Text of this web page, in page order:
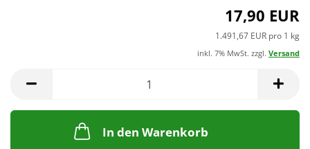
17,90 EUR
1.491,67 EUR pro 1 kg
inkl. 7% MwSt. zzgl. Versand
In den Warenkorb